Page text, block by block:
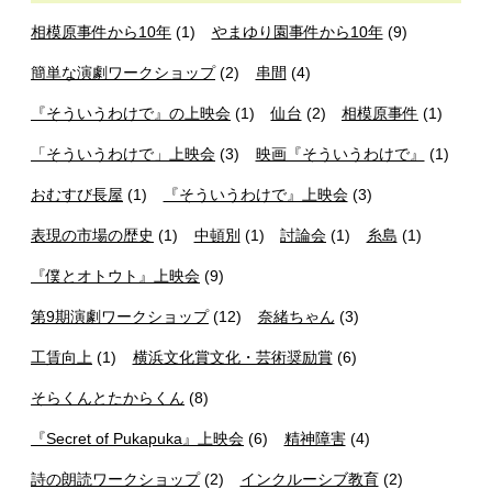
相模原事件から10年 (1) やまゆり園事件から10年(9)
簡単な演劇ワークショップ(2) 串間 (4)
『そういうわけで』の上映会 (1) 仙台 (2) 相模原事件 (1)
「そういうわけで」上映会 (3) 映画『そういうわけで』 (1)
おむすび長屋 (1) 『そういうわけで』上映会(3)
表現の市場の歴史 (1) 中頓別 (1) 討論会 (1) 糸島 (1)
『僕とオトウト』上映会 (9)
第9期演劇ワークショップ(12) 奈緒ちゃん (3)
工賃向上 (1) 横浜文化賞文化・芸術奨励賞(6)
そらくんとたからくん (8)
『Secret of Pukapuka』上映会 (6) 精神障害(4)
詩の朗読ワークショップ(2) インクルーシブ教育(2)